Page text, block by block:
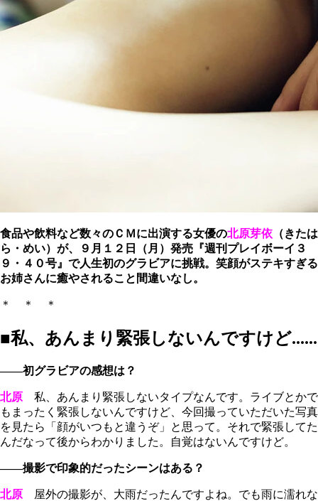
食品や飲料など数々のＣＭに出演する女優の北原芽依 （きたは
ら・めい）が、９月１２日（月）発売『週刊プレイボーイ３
９・４０号』で人生初のグラビアに挑戦。笑顔がステキすぎる
お姉さんに癒やされること間違いなし。
＊ ＊ ＊
■私、あんまり緊張しないんですけど......
――初グラビアの感想は？
北原 私、あんまり緊張しないタイプなんです。ライブとかで
もまったく緊張しないんですけど、今回撮っていただいた写真
を見たら「顔がいつもと違うぞ」と思って。それで緊張してた
んだなって後からわかりました。自覚はないんですけど。
――撮影で印象的だったシーンはある？
北原 屋外の撮影が、大雨だったんですよね。でも雨に濡れな